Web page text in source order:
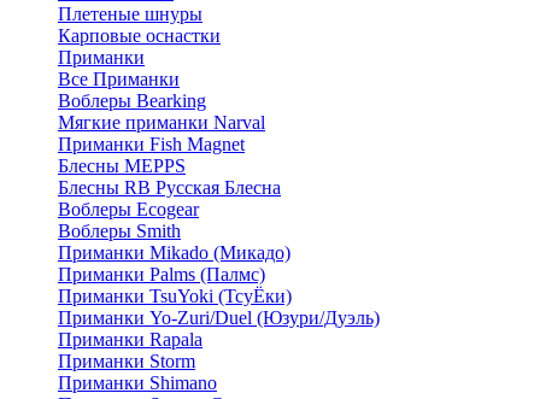
Плетеные шнуры
Карповые оснастки
Приманки
Все Приманки
Воблеры Bearking
Мягкие приманки Narval
Приманки Fish Magnet
Блесны MEPPS
Блесны RB Русская Блесна
Воблеры Ecogear
Воблеры Smith
Приманки Mikado (Микадо)
Приманки Palms (Палмс)
Приманки TsuYoki (ТсуЁки)
Приманки Yo-Zuri/Duel (Юзури/Дуэль)
Приманки Rapala
Приманки Storm
Приманки Shimano